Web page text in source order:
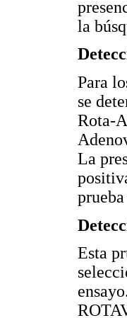
la
Para
se
Rota-
La
Esta